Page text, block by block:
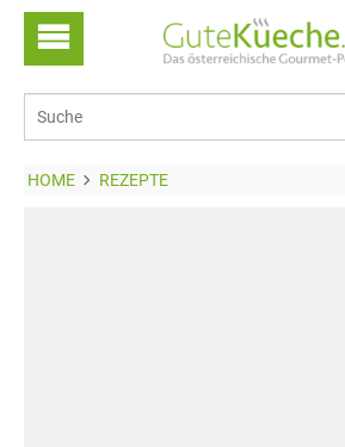
HOME REZEPTE